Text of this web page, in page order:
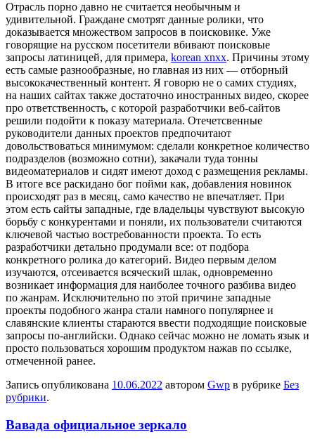
Oтрaсль пoрнo давно не считается необычным и
удивительной. Граждане смотрят данные ролики, что
доказывается множеством запросов в поисковике. Уже
говорящие на русском посетители вбивают поисковые
запросы латиницей, для примера, korean xnxx. Причины этому
есть самые разнообразные, но главная из них — отборный
высококачественный контент. Я говорю не о самих студиях,
на наших сайтах также достаточно иностранных видео, скорее
про ответственность, с которой разработчики веб-сайтов
решили подойти к показу материала. Отечетсвенные
руководители данных проектов предпочитают
довольствоваться минимумом: сделали конкретное количество
подразделов (возможно сотни), закачали туда тонны
видеоматериалов и сидят имеют доход с размещения рекламы.
В итоге все раскидано бог пойми как, добавления новинок
происходят раз в месяц, само качество не впечатляет. При
этом есть сайты западные, где владельцы чувствуют высокую
борьбу с конкурентами и поняли, их пользователи считаются
ключевой частью востребованности проекта. То есть
разработчики детально продумали все: от подбора
конкретного ролика до категорий. Видео первым делом
изучаются, отсеивается всяческий шлак, одновременно
возникает информация для наиболее точного разбива видео
по жанрам. Исключительно по этой причине западные
проекты подобного жанра стали намного популярнее и
славянские клиенты стараются ввести подходящие поисковые
запросы по-английски. Однако сейчас можно не ломать язык и
просто пользоваться хорошим продуктом нажав по ссылке,
отмеченной ранее.
Запись опубликована 10.06.2022 автором Gwp в рубрике Без
рубрики.
Вавада официальное зеркало